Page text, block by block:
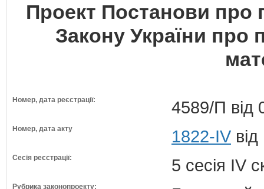
Проект Постанови про
Закону України
Номер, дата реєстрації: 4589/П від
Номер, дата акту 1822-IV
Сесія реєстрації: 5 сесія IV
Рубрика законопроекту: